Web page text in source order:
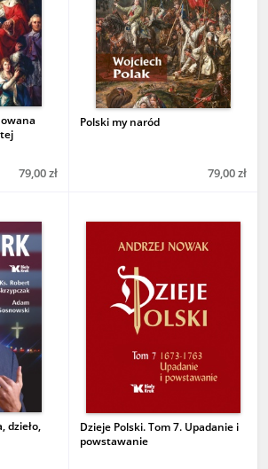
79,00 zł
Polski my naród
79,00 zł
dzieło,
Dzieje Polski. Tom 7. Upadanie i
powstawanie